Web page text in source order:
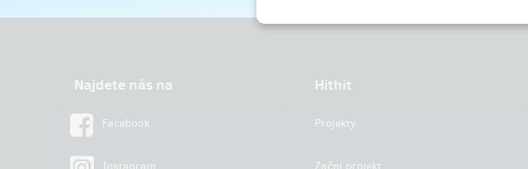
Najdete nás na
Facebook
Hithit
Projekty